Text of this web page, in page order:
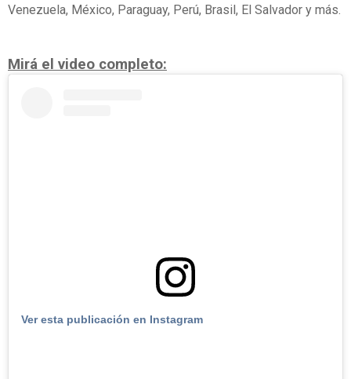
Venezuela, México, Paraguay, Perú, Brasil, El Salvador y más.
Mirá el video completo:
Ver esta publicación en Instagram